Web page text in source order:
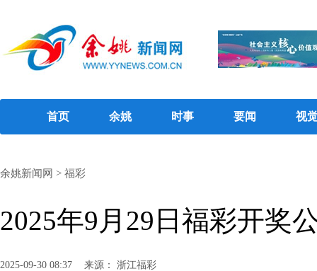
首页 余姚 时事 要闻 视
余姚新闻网 > 福彩
2025年9月29日福彩开奖
2025-09-30 08:37 来源： 浙江福彩